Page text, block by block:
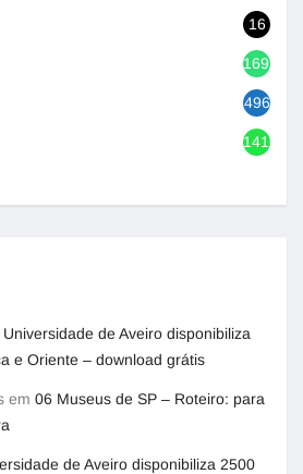
16
1692
496
1416
Universidade de Aveiro disponibiliza
e Oriente – download grátis
em 06 Museus de SP – Roteiro: para
de Aveiro disponibiliza 2500